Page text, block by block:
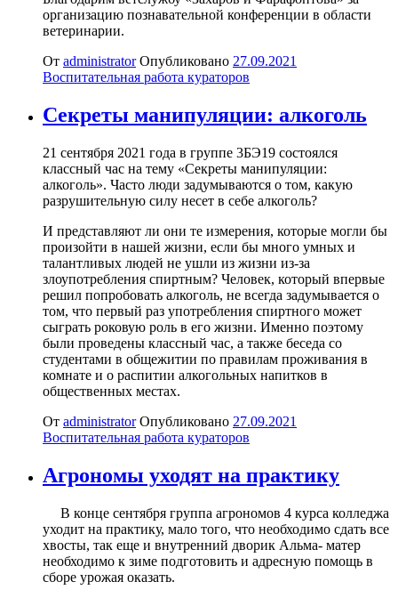
организацию познавательной конференции в области
ветеринарии.
От administrator Опубликовано 27.09.2021
Воспитательная работа кураторов
Секреты манипуляции: алкоголь
21 сентября 2021 года в группе 3БЭ19 состоялся
классный час на тему «Секреты манипуляции:
алкоголь». Часто люди задумываются о том, какую
разрушительную силу несет в себе алкоголь?
И представляют ли они те измерения, которые могли бы
произойти в нашей жизни, если бы много умных и
талантливых людей не ушли из жизни из-за
злоупотребления спиртным? Человек, который впервые
решил попробовать алкоголь, не всегда задумывается о
том, что первый раз употребления спиртного может
сыграть роковую роль в его жизни. Именно поэтому
были проведены классный час, а также беседа со
студентами в общежитии по правилам проживания в
комнате и о распитии алкогольных напитков в
общественных местах.
От administrator Опубликовано 27.09.2021
Воспитательная работа кураторов
Агрономы уходят на практику
В конце сентября группа агрономов 4 курса колледжа
уходит на практику, мало того, что необходимо сдать все
хвосты, так еще и внутренний дворик Альма- матер
необходимо к зиме подготовить и адресную помощь в
сборе урожая оказать.